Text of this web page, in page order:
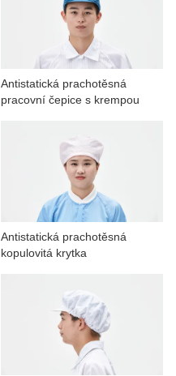
Antistatická prachotěsná
pracovní čepice s krempou
Antistatická prachotěsná
kopulovitá krytka